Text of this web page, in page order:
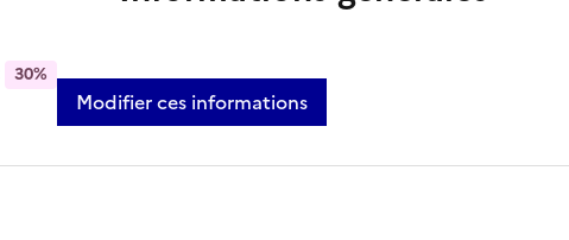
30%
Modifier ces informations